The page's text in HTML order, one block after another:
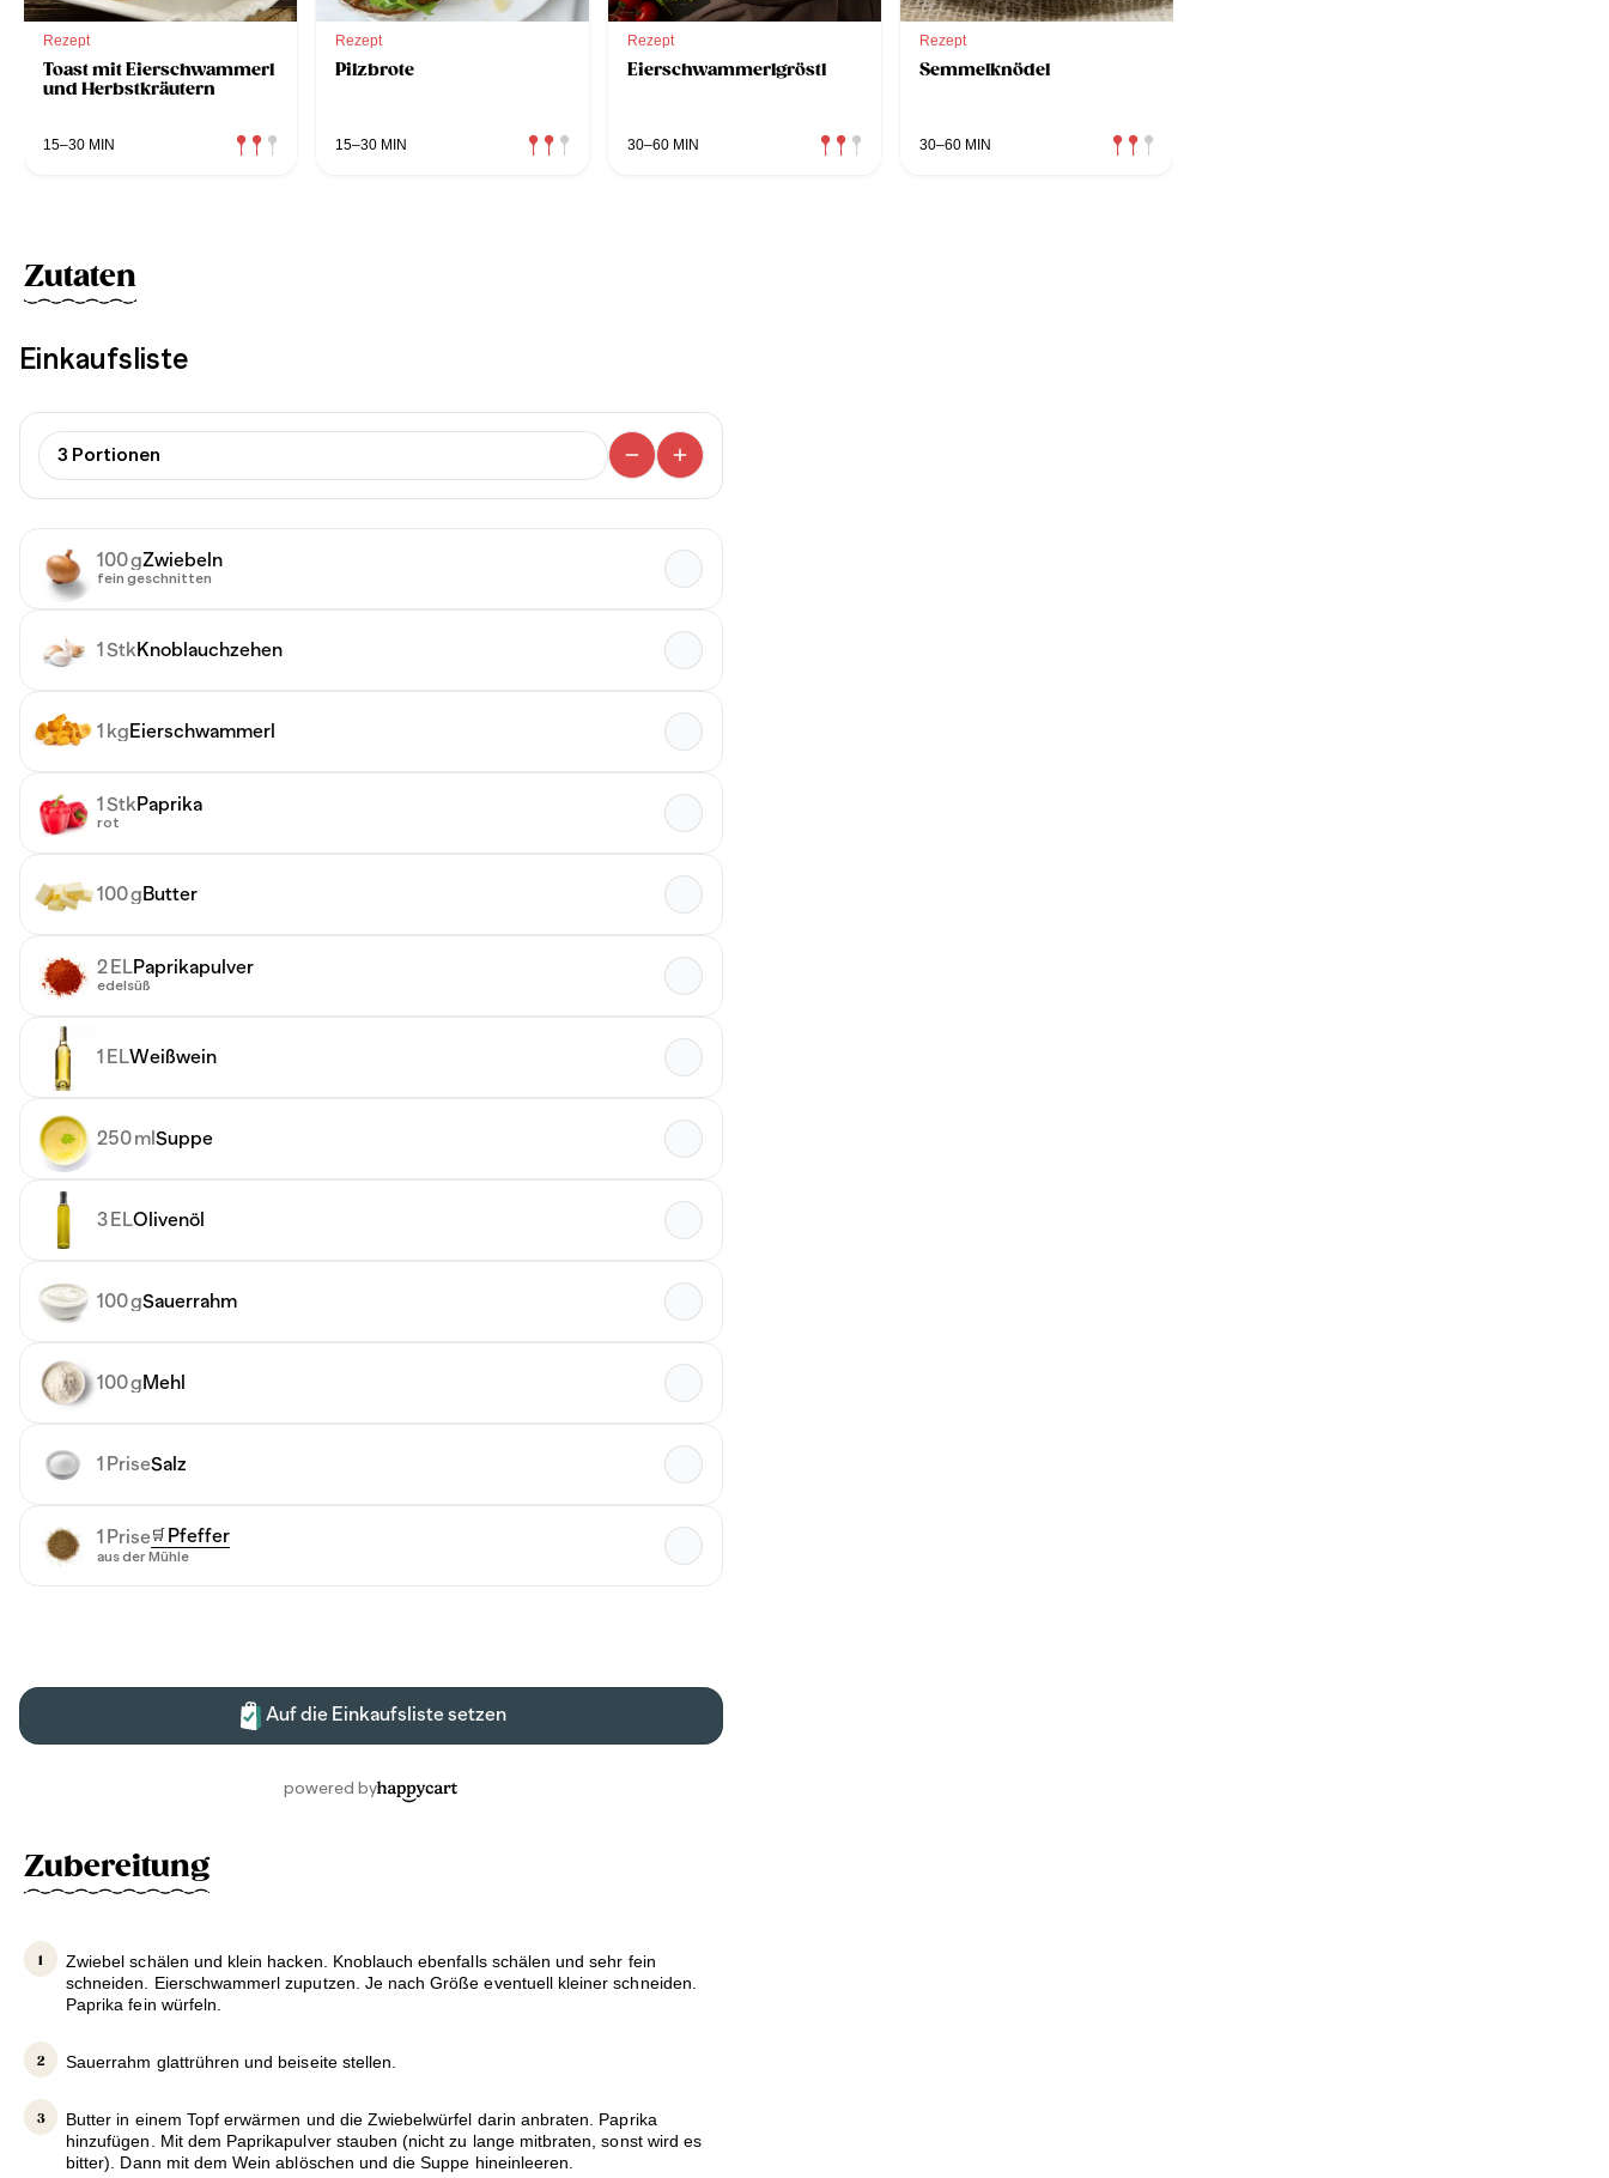
Rezept
Toast mit Eierschwammerl
und Herbstkräutern
15–30 MIN
Rezept
Pilzbrote
15–30 MIN
Rezept
Eierschwammerlgröstl
30–60 MIN
Rezept
Semmelknödel
30–60 MIN
Zutaten
Zubereitung
Zwiebel schälen und klein hacken. Knoblauch ebenfalls schälen und sehr fein
schneiden. Eierschwammerl zuputzen. Je nach Größe eventuell kleiner schneiden.
Paprika fein würfeln.
Sauerrahm glattrühren und beiseite stellen.
Butter in einem Topf erwärmen und die Zwiebelwürfel darin anbraten. Paprika
hinzufügen. Mit dem Paprikapulver stauben (nicht zu lange mitbraten, sonst wird es
bitter). Dann mit dem Wein ablöschen und die Suppe hineinleeren.